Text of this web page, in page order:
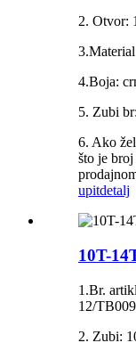
2. Otvor:
4.Boja:
5. Zubi
6. Ako
što je
upitdetalj
10T-
1.Br.
12/
2. Zubi: